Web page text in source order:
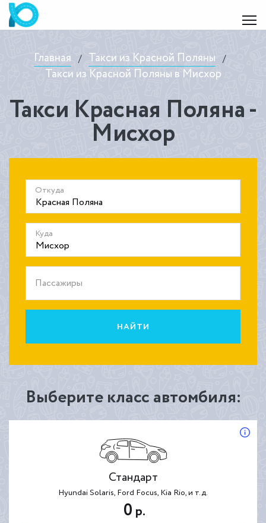
Главная / Такси из Красной Поляны /
Такси из Красной Поляны в Мисхор
Такси Красная Поляна -
Мисхор
Откуда
Куда
Пассажиры
НАЙТИ
Выберите класс автомбиля:
Стандарт
Hyundai Solaris, Ford Focus, Kia Rio, и т.д.
0 р.